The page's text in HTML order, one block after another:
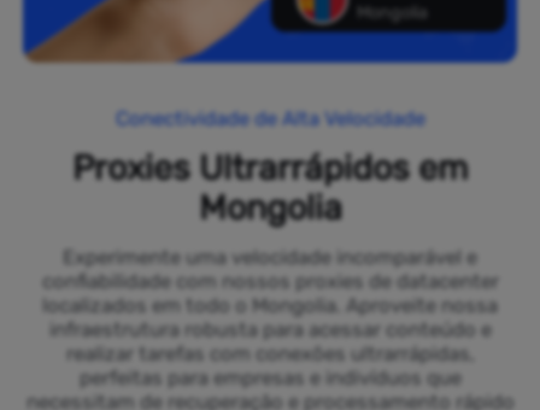
Mongolia
Conectividade de Alta Velocidade
Proxies Ultrarrápidos em
Mongolia
Experimente uma velocidade incomparável e
confiabilidade com nossos proxies de datacenter
localizados em todo o Mongolia. Aproveite nossa
infraestrutura robusta para acessar conteúdo e
realizar tarefas com conexões ultrarrápidas,
perfeitas para empresas e indivíduos que
necessitam de recuperação e processamento rápido